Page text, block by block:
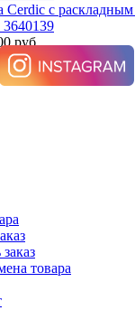
Cerdic с
3640139
руб.
товара